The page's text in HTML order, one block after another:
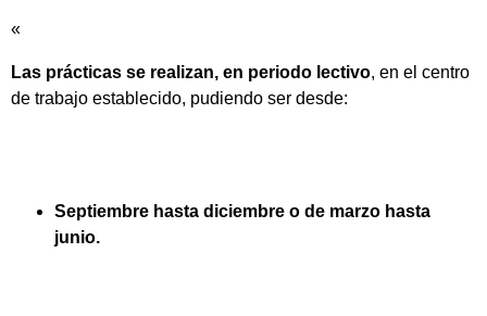
«
Las prácticas se realizan, en periodo lectivo, en el centro
de trabajo establecido, pudiendo ser desde:
Septiembre hasta diciembre o de marzo hasta
junio.